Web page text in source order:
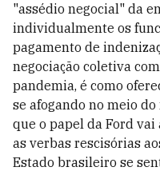
"assédio negocial" da
individualmente os
pagamento de
negociação coletiva
pandemia, é como
se afogando no meio
que o papel da Ford
as verbas rescisórias
Estado brasileiro se